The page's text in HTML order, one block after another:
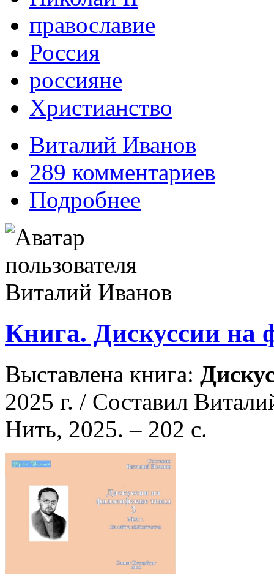
православие
Россия
россияне
Христианство
Виталий Иванов
289 комментариев
Подробнее
Книга. Дискуссии на
Выставлена книга:
2025 г. / Составил
Нить, 2025. – 202 с.